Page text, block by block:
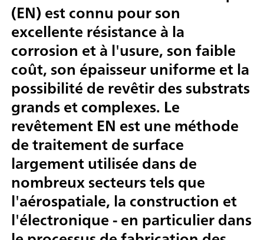
(EN) est connu pour son
excellente résistance à la
corrosion et à l'usure, son faible
coût, son épaisseur uniforme et la
possibilité de revêtir des substrats
grands et complexes. Le
revêtement EN est une méthode
de traitement de surface
largement utilisée dans de
nombreux secteurs tels que
l'aérospatiale, la construction et
l'électronique - en particulier dans